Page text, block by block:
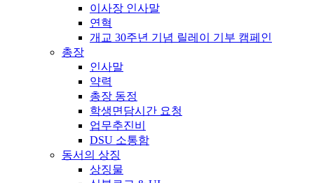
이사장 인사말
연혁
개교 30주년 기념 릴레이 기부 캠페인
총장
인사말
약력
총장 동정
학생면담시간 요청
업무추진비
DSU 소통함
동서의 상징
상징물